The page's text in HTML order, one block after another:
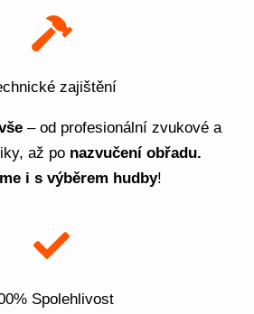
zajištění
– od profesionální zvukové a
až po nazvučení obřadu.
i s výběrem hudby!
Spolehlivost